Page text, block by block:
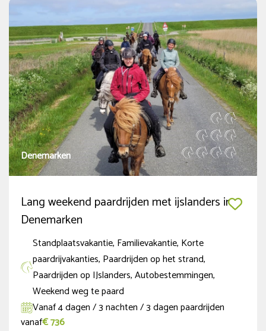
Denemarken
Lang weekend paardrijden met ijslanders in
Denemarken
Standplaatsvakantie, Familievakantie, Korte
paardrijvakanties, Paardrijden op het strand,
Paardrijden op IJslanders, Autobestemmingen,
Weekend weg te paard
Vanaf 4 dagen / 3 nachten / 3 dagen paardrijden
vanaf€ 736